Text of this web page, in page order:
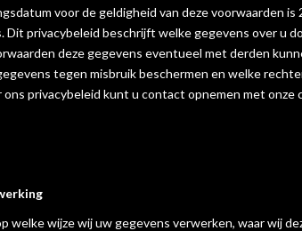
voor de geldigheid van deze voorwaarden
Dit privacybeleid beschrijft welke gegevens over u
deze gegevens eventueel met derden
tegen misbruik beschermen en welke
privacybeleid kunt u contact opnemen met
welke wijze wij uw gegevens verwerken, waar wij